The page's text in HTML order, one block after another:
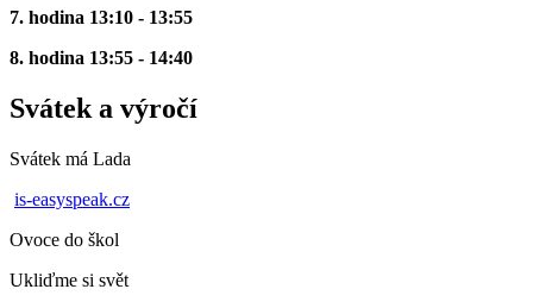
7. hodina 13:10 - 13:55
8. hodina 13:55 - 14:40
Svátek a výročí
Svátek má Lada
is-easyspeak.cz
Ovoce do škol
Ukliďme si svět